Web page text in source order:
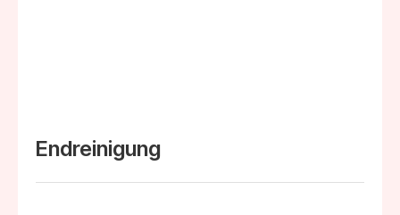
Endreinigung